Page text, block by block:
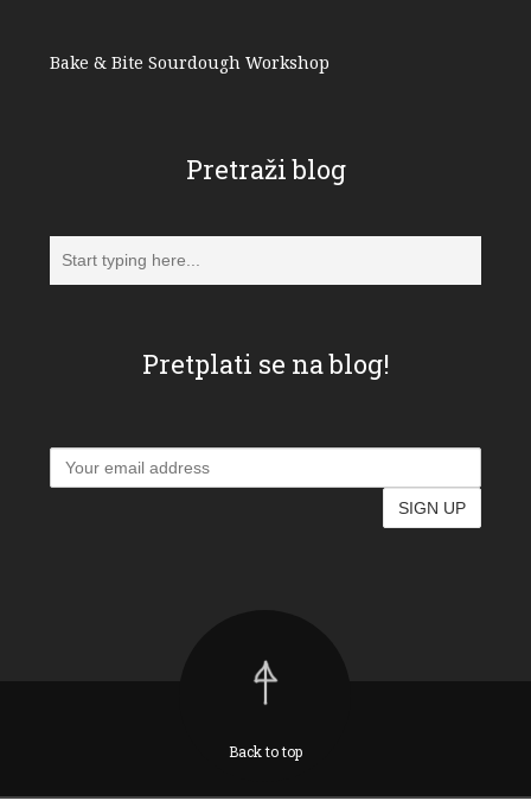
Bake & Bite Sourdough Workshop
Pretraži blog
Pretplati se na blog!
Back to top